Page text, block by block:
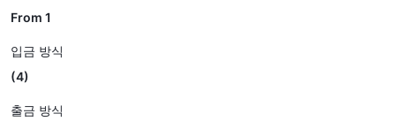
From 1
입금 방식
(4)
출금 방식